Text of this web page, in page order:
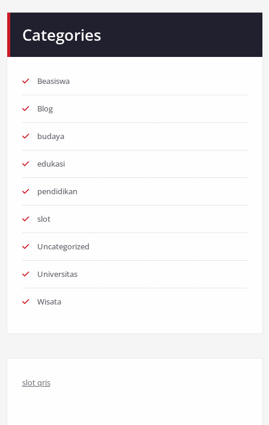
Categories
Beasiswa
Blog
budaya
edukasi
pendidikan
slot
Uncategorized
Universitas
Wisata
slot qris